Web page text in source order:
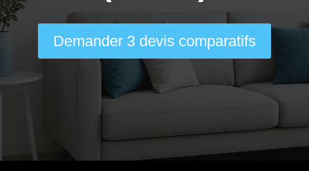
Demander 3 devis comparatifs